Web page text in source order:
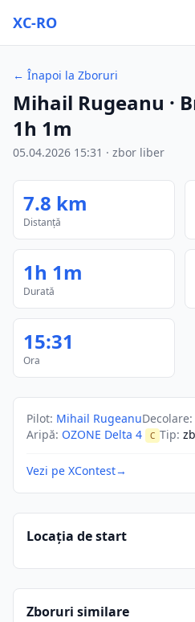
XC-RO
← Înapoi la Zboruri
Mihail Rugeanu ·
1h 1m
05.04.2026 15:31 · zbor liber
7.8 km
Distanță
1h 1m
Durată
15:31
Ora
Pilot: Mihail RugeanuDecolare:
Aripă: OZONE Delta 4 C Tip:
Vezi pe XContest→
Locația de start
Zboruri similare